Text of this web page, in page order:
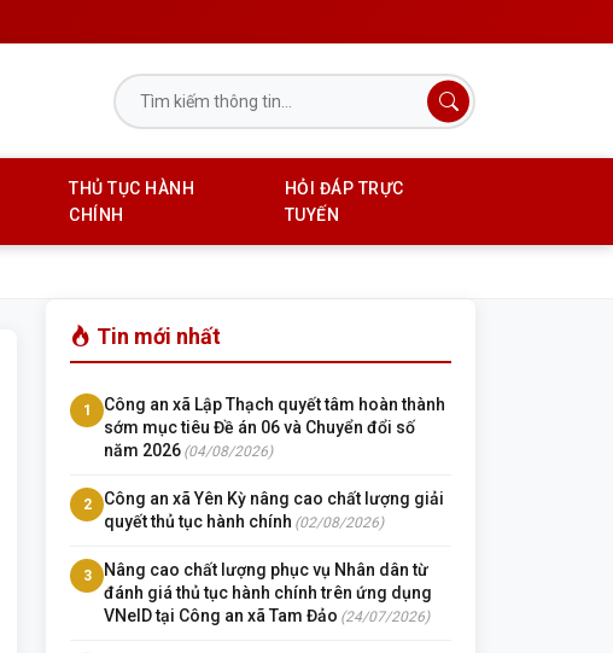
THỦ TỤC HÀNH
CHÍNH
HỎI ĐÁP TRỰC
TUYẾN
Tin mới nhất
1
Công an xã Lập Thạch quyết tâm hoàn thành
sớm mục tiêu Đề án 06 và Chuyển đổi số
năm 2026 (04/08/2026)
2
Công an xã Yên Kỳ nâng cao chất lượng giải
quyết thủ tục hành chính (02/08/2026)
3
Nâng cao chất lượng phục vụ Nhân dân từ
đánh giá thủ tục hành chính trên ứng dụng
VNeID tại Công an xã Tam Đảo (24/07/2026)